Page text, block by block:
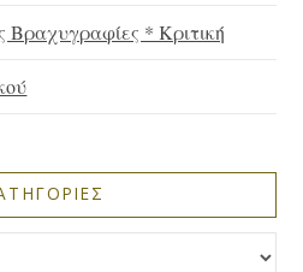
Βραχυγραφίες * Κριτική